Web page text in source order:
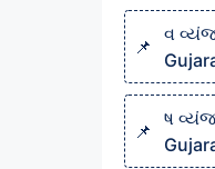
વ
ષ